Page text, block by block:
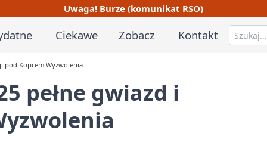
Uwaga! Burze (komunikat RSO)
Ciekawe Zobacz Kontakt
pod Kopcem Wyzwolenia
pełne gwiazd i